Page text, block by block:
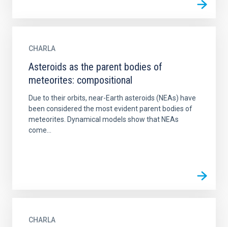
CHARLA
Asteroids as the parent bodies of
meteorites: compositional
Due to their orbits, near-Earth asteroids (NEAs) have
been considered the most evident parent bodies of
meteorites. Dynamical models show that NEAs
come...
CHARLA